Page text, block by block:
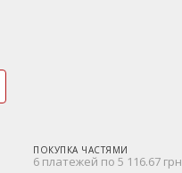
ПОКУПКА ЧАСТЯМИ
6 платежей по 5 116.67 грн